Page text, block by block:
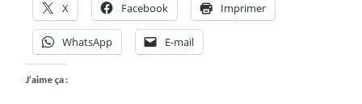
X Facebook Imprimer
WhatsApp E-mail
J’aime ça :